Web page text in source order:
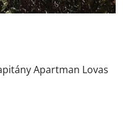
Apartman Lovas